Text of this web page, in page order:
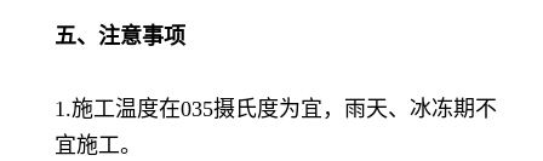
五、注意事项
1.施工温度在035摄氏度为宜，雨天、冰冻期不
宜施工。